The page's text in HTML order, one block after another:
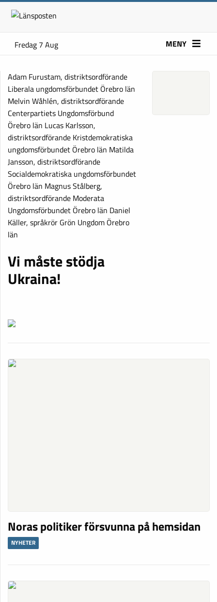
Fredag 7 Aug MENY
Adam Furustam, distriktsordförande
Liberala ungdomsförbundet Örebro län
Melvin Wåhlén, distriktsordförande
Centerpartiets Ungdomsförbund
Örebro län Lucas Karlsson,
distriktsordförande Kristdemokratiska
ungdomsförbundet Örebro län Matilda
Jansson, distriktsordförande
Socialdemokratiska ungdomsförbundet
Örebro län Magnus Stålberg,
distriktsordförande Moderata
Ungdomsförbundet Örebro län Daniel
Käller, språkrör Grön Ungdom Örebro
län
Vi måste stödja
Ukraina!
Noras politiker försvunna på hemsidan
NYHETER